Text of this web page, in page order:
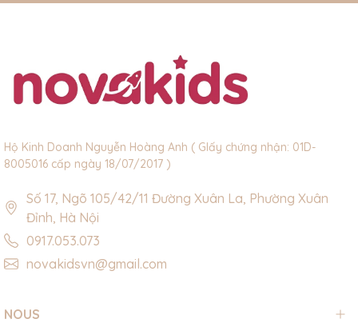
Hộ Kinh Doanh Nguyễn Hoàng Anh ( GIấy chứng nhận: 01D-
8005016 cấp ngày 18/07/2017 )
Số 17, Ngõ 105/42/11 Đường Xuân La, Phường Xuân
Đỉnh, Hà Nội
0917.053.073
novakidsvn@gmail.com
NOUS